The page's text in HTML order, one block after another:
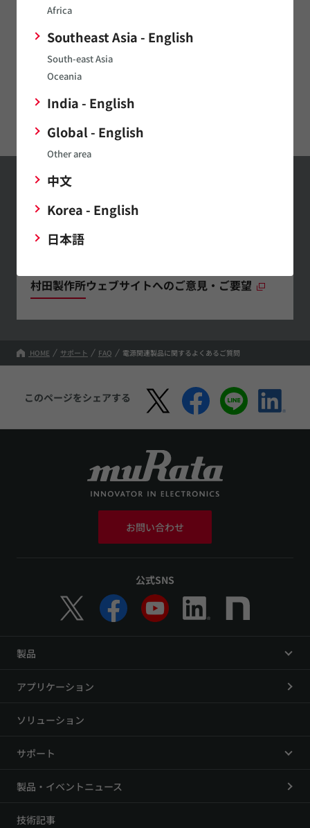
Africa
Southeast Asia - English
South-east Asia
Oceania
India - English
Global - English
Other area
中文
Korea - English
日本語
マイクロメカトロ
通信モジュール
LPWA
Digital Panel Meters
村田製作所ウェブサイトへのご意見・ご要望
HOME サポート FAQ 電源関連製品に関するよくあるご質問
このページをシェアする
お問い合わせ
公式SNS
製品
アプリケーション
ソリューション
サポート
製品・イベントニュース
技術記事